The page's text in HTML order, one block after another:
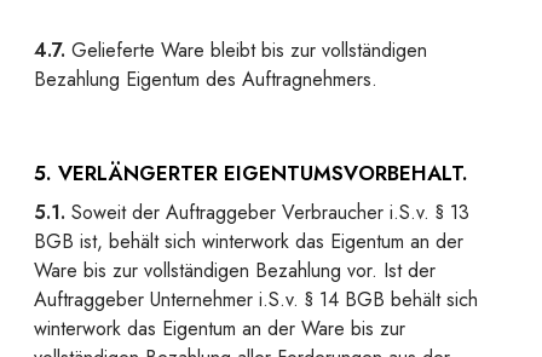
4.7. Gelieferte Ware bleibt bis zur vollständigen
Bezahlung Eigentum des Auftragnehmers.
5. VERLÄNGERTER EIGENTUMSVORBEHALT.
5.1. Soweit der Auftraggeber Verbraucher i.S.v. § 13
BGB ist, behält sich winterwork das Eigentum an der
Ware bis zur vollständigen Bezahlung vor. Ist der
Auftraggeber Unternehmer i.S.v. § 14 BGB behält sich
winterwork das Eigentum an der Ware bis zur